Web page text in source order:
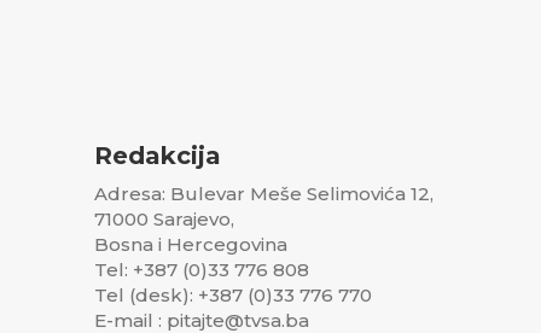
Redakcija
Adresa: Bulevar Meše Selimovića 12,
71000 Sarajevo,
Bosna i Hercegovina
Tel: +387 (0)33 776 808
Tel (desk): +387 (0)33 776 770
E-mail : pitajte@tvsa.ba